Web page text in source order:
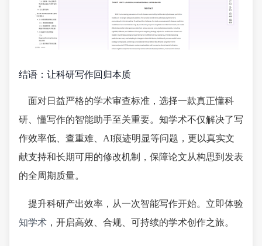
结语：让科研写作回归本质
面对日益严格的学术审查标准，选择一款真正懂科
研、懂写作的智能助手至关重要。知学术不仅解决了写
作效率低、查重难、AI痕迹明显等问题，更以真实文
献支持和长期可用的修改机制，保障论文从构思到发表
的全周期质量。
提升科研产出效率，从一次智能写作开始。立即体验
知学术 ，开启高效、合规、可持续的学术创作之旅。